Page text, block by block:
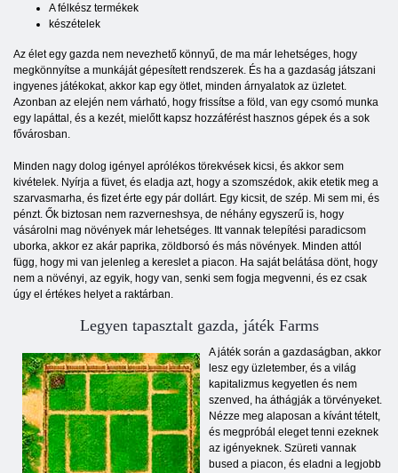
A félkész termékek
készételek
Az élet egy gazda nem nevezhető könnyű, de ma már lehetséges, hogy
megkönnyítse a munkáját gépesített rendszerek. És ha a gazdaság játszani
ingyenes játékokat, akkor kap egy ötlet, minden árnyalatok az üzletet.
Azonban az elején nem várható, hogy frissítse a föld, van egy csomó munka
egy lapáttal, és a kezét, mielőtt kapsz hozzáférést hasznos gépek és a sok
fővárosban.
Minden nagy dolog igényel aprólékos törekvések kicsi, és akkor sem
kivételek. Nyírja a füvet, és eladja azt, hogy a szomszédok, akik etetik meg a
szarvasmarha, és fizet érte egy pár dollárt. Egy kicsit, de szép. Mi sem mi, és
pénzt. Ők biztosan nem razverneshsya, de néhány egyszerű is, hogy
vásárolni mag növények már lehetséges. Itt vannak telepítési paradicsom
uborka, akkor ez akár paprika, zöldborsó és más növények. Minden attól
függ, hogy mi van jelenleg a kereslet a piacon. Ha saját belátása dönt, hogy
nem a növényi, az egyik, hogy van, senki sem fogja megvenni, és ez csak
úgy el értékes helyet a raktárban.
Legyen tapasztalt gazda, játék Farms
A játék során a gazdaságban, akkor
lesz egy üzletember, és a világ
kapitalizmus kegyetlen és nem
szenved, ha áthágják a törvényeket.
Nézze meg alaposan a kívánt tételt,
és megpróbál eleget tenni ezeknek
az igényeknek. Szüreti vannak
bused a piacon, és eladni a legjobb